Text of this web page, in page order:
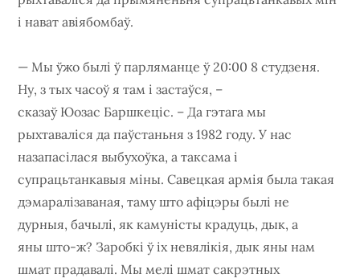
і нават авіябомбаў.
— Мы ўжо былі ў парляманце ў 20:00 8 студзеня.
Ну, з тых часоў я там і застаўся, –
сказаў Юозас Баршкеціс. – Да гэтага мы
рыхтаваліся да паўстаньня з 1982 году. У нас
назапасілася выбухоўка, а таксама і
супрацьтанкавыя міны. Савецкая армія была такая
дэмаралізаваная, таму што афіцэры былі не
дурныя, бачылі, як камуністы крадуць, дык, а
яны што-ж? Заробкі ў іх невялікія, дык яны нам
шмат прадавалі. Мы мелі шмат сакрэтных